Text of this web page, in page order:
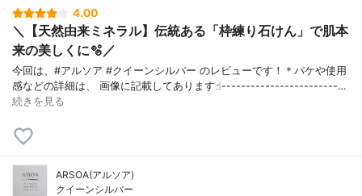
4.00
＼【天然由来ミネラル】伝統ある「枠練り石けん」で肌本
来の美しくに🫧／
今回は、#アルソア #クイーンシルバー のレビューです！＊パケや使用
感などの詳細は、 画像に記載してあります☝︎------------------------…
続きを見る
ARSOA(アルソア)
クイーンシルバー